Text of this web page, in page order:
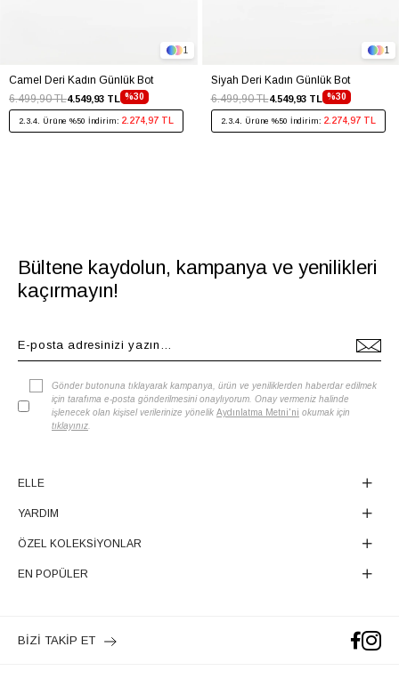
Camel Deri Kadın Günlük Bot
%30
4.549,93 TL
6.499,90 TL
2.3.4. Ürüne %50 İndirim: 2.274,97 TL
1
Siyah Deri Kadın Günlük Bot
%30
4.549,93 TL
6.499,90 TL
2.3.4. Ürüne %50 İndirim: 2.274,97 TL
1
Bültene kaydolun, kampanya ve yenilikleri
kaçırmayın!
Gönder butonuna tıklayarak kampanya, ürün ve yeniliklerden haberdar edilmek
için tarafıma e-posta gönderilmesini onaylıyorum. Onay vermeniz halinde
işlenecek olan kişisel verilerinize yönelik Aydınlatma Metni'ni okumak için
tıklayınız
ELLE
YARDIM
ÖZEL KOLEKSİYONLAR
EN POPÜLER
BİZİ TAKİP ET